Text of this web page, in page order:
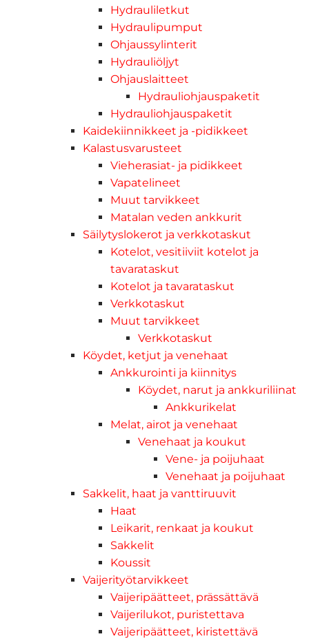
Hydrauliletkut
Hydraulipumput
Ohjaussylinterit
Hydrauliöljyt
Ohjauslaitteet
Hydrauliohjauspaketit
Hydrauliohjauspaketit
Kaidekiinnikkeet ja -pidikkeet
Kalastusvarusteet
Vieherasiat- ja pidikkeet
Vapatelineet
Muut tarvikkeet
Matalan veden ankkurit
Säilytyslokerot ja verkkotaskut
Kotelot, vesitiiviit kotelot ja
tavarataskut
Kotelot ja tavarataskut
Verkkotaskut
Muut tarvikkeet
Verkkotaskut
Köydet, ketjut ja venehaat
Ankkurointi ja kiinnitys
Köydet, narut ja ankkuriliinat
Ankkurikelat
Melat, airot ja venehaat
Venehaat ja koukut
Vene- ja poijuhaat
Venehaat ja poijuhaat
Sakkelit, haat ja vanttiruuvit
Haat
Leikarit, renkaat ja koukut
Sakkelit
Koussit
Vaijerityötarvikkeet
Vaijeripäätteet, prässättävä
Vaijerilukot, puristettava
Vaijeripäätteet, kiristettävä